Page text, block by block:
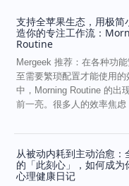
支持全苹果生态，用极简
造你的专注工作流：
Routine
Mergeek 推荐：在各种功
至需要繁琐配置才能使用的
中，Morning Routine 的出
前一亮。很多人的效率焦虑
从被动内耗到主动治愈：
的「此刻心」，如何成为
心理健康日记